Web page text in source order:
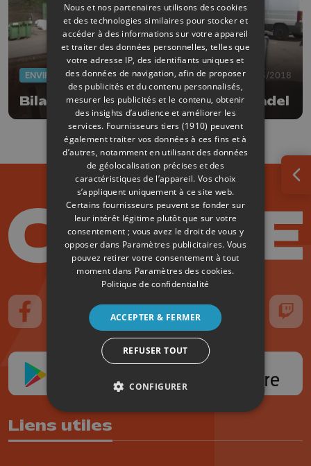
ENVIRONNEMENT 30/03/2018
Bilan 2017 satisfaisant pour Intradel
Suivez-nous sur FaceBook
Suivez-nous sur Instagram
Suivez-nous sur TikTokSuivez-nous sur YouTube
Suivez-nous
Liens utiles
Nous et nos partenaires utilisons des cookies
et des technologies similaires pour stocker et
accéder à des informations sur votre appareil
et traiter des données personnelles, telles que
votre adresse IP, des identifiants uniques et
des données de navigation, afin de proposer
des publicités et du contenu personnalisés,
mesurer les publicités et le contenu, obtenir
des insights d’audience et améliorer les
services. Fournisseurs tiers (1910) peuvent
également traiter vos données à ces fins et à
d’autres, notamment en utilisant des données
de géolocalisation précises et des
caractéristiques de l’appareil. Vos choix
s’appliquent uniquement à ce site web.
Certains fournisseurs peuvent se fonder sur
leur intérêt légitime plutôt que sur votre
consentement ; vous avez le droit de vous y
opposer dans Paramètres publicitaires. Vous
pouvez retirer votre consentement à tout
moment dans Paramètres des cookies.
Politique de confidentialité
ACCEPTER & FERMER
REFUSER TOUT
CONFIGURER